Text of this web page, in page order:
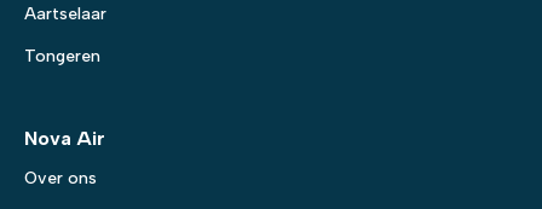
Aartselaar
Tongeren
Nova Air
Over ons